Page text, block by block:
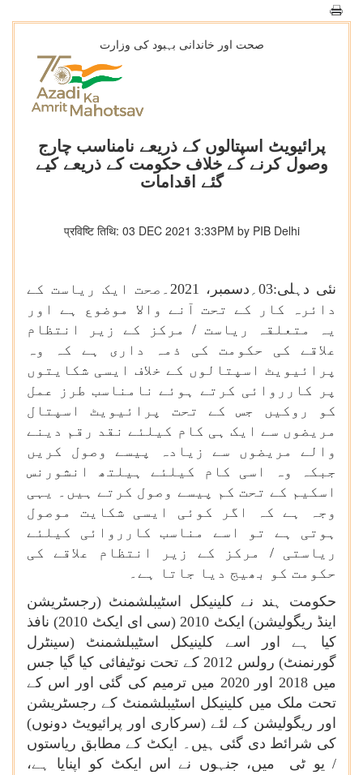
صحت اور خاندانی بہبود کی وزارت
پرائیویٹ اسپتالوں کے ذریعے نامناسب چارج
وصول کرنے کے خلاف حکومت کے ذریعے کیے
گئے اقدامات
प्रविष्टि तिथि: 03 DEC 2021 3:33PM by PIB Delhi
نئی دہلی:03 ؍
دسمبر، 2021۔صحت ایک ریاست کے
دائرہ کار کے تحت آنے والا موضوع ہے اور
یہ متعلقہ ریاست / مرکز کے زیر انتظام
علاقے کی حکومت کی ذمہ داری ہے کہ وہ
پرائیویٹ اسپتالوں کے خلاف ایسی شکایتوں
پر کارروائی کرتے ہوئے نامناسب طرز عمل
کو روکیں جس کے تحت پرائیویٹ اسپتال
مریضوں سے ایک ہی کام کیلئے نقد رقم دینے
والے مریضوں سے زیادہ پیسے وصول کریں
جبکہ وہ اسی کام کیلئے ہیلتھ انشورنس
اسکیم کے تحت کم پیسے وصول کرتے ہیں۔ یہی
وجہ ہے کہ اگر کوئی ایسی شکایت موصول
ہوتی ہے تو اسے مناسب کارروائی کیلئے
ریاستی / مرکز کے زیر انتظام علاقے کی
حکومت کو بھیج دیا جاتا ہے۔
حکومت ہند نے کلینیکل اسٹیبلشمنٹ (رجسٹریشن
اینڈ ریگولیشن) ایکٹ 2010 (سی ای ایکٹ 2010) نافذ
کیا ہے اور اسے کلینیکل اسٹیبلشمنٹ (سینٹرل
گورنمنٹ) رولس 2012 کے تحت نوٹیفائی کیا گیا جس
میں 2018 اور 2020 میں ترمیم کی گئی اور اس کے
تحت ملک میں کلینیکل اسٹیبلشمنٹ کے رجسٹریشن
اور ریگولیشن کے لئے (سرکاری اور پرائیویٹ دونوں)
کی شرائط دی گئی ہیں۔ ایکٹ کے مطابق ریاستوں
/ یو ٹی میں، جنہوں نے اس ایکٹ کو اپنایا ہے،